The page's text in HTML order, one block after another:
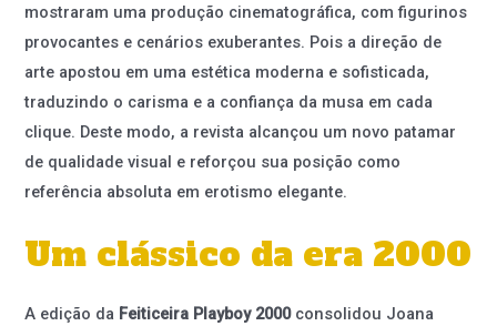
mostraram uma produção cinematográfica, com figurinos
provocantes e cenários exuberantes. Pois a direção de
arte apostou em uma estética moderna e sofisticada,
traduzindo o carisma e a confiança da musa em cada
clique. Deste modo, a revista alcançou um novo patamar
de qualidade visual e reforçou sua posição como
referência absoluta em erotismo elegante.
Um clássico da era 2000
A edição da Feiticeira Playboy 2000consolidou Joana